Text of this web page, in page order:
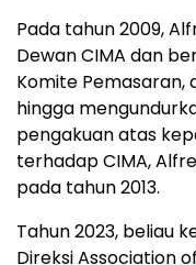
Pada tahun 2009,
Dewan CIMA dan
Komite Pemasaran,
hingga
pengakuan atas
terhadap CIMA,
pada tahun 2013.
Tahun 2023, beliau
Direksi Association